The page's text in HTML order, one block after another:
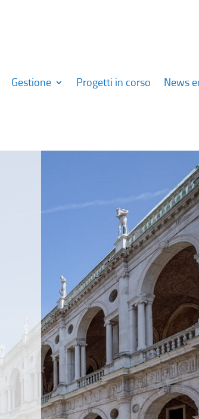
Gestione Progetti in corso News